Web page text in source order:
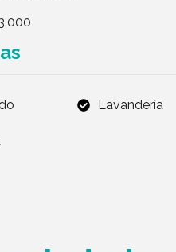
Lavandería